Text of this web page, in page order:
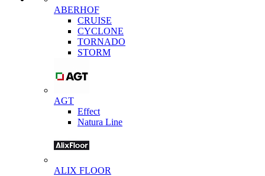
ABERHOF
CRUISE
CYCLONE
TORNADO
STORM
AGT
Effect
Natura Line
ALIX FLOOR